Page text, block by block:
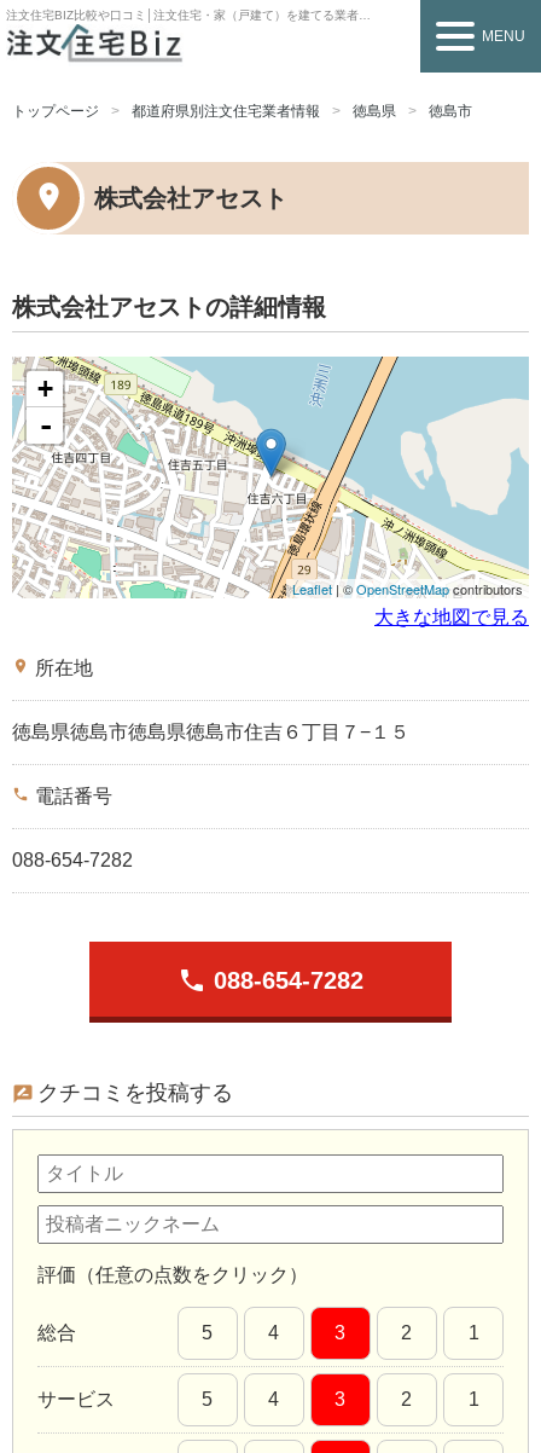
注文住宅BIZ比較や口コミ│注文住宅・家（戸建て）を建てる業者を探すなら
MENU
トップページ 都道府県別注文住宅業者情報 徳島県 徳島市
株式会社アセスト
株式会社アセストの詳細情報
+
-
Leaflet| ©OpenStreetMapcontributors
大きな地図で見る
place 所在地
徳島県徳島市徳島県徳島市住吉６丁目７−１５
phone 電話番号
088-654-7282
phone 088-654-7282
クチコミを投稿する
評価（任意の点数をクリック）
総合 5 4 3 2 1
サービス 5 4 3 2 1